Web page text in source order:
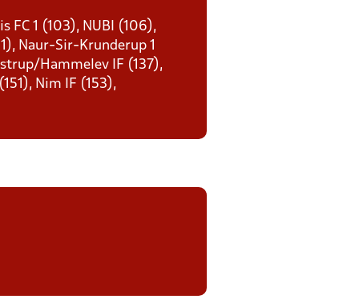
1 (103), NUBI (106),
Naur-Sir-Krunderup 1
Hammelev IF (137),
Nim IF (153),